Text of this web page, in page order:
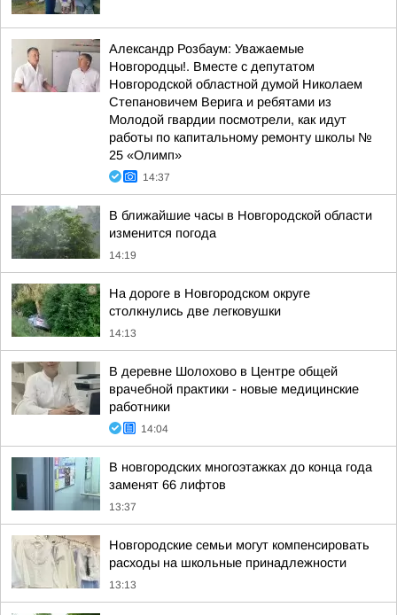
Александр Розбаум: Уважаемые
Новгородцы!. Вместе с депутатом
Новгородской областной думой Николаем
Степановичем Верига и ребятами из
Молодой гвардии посмотрели, как идут
работы по капитальному ремонту школы №
25 «Олимп»
14:37
В ближайшие часы в Новгородской области
изменится погода
14:19
На дороге в Новгородском округе
столкнулись две легковушки
14:13
В деревне Шолохово в Центре общей
врачебной практики - новые медицинские
работники
14:04
В новгородских многоэтажках до конца года
заменят 66 лифтов
13:37
Новгородские семьи могут компенсировать
расходы на школьные принадлежности
13:13